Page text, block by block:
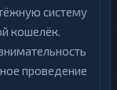
систему
кошелёк.
проведение